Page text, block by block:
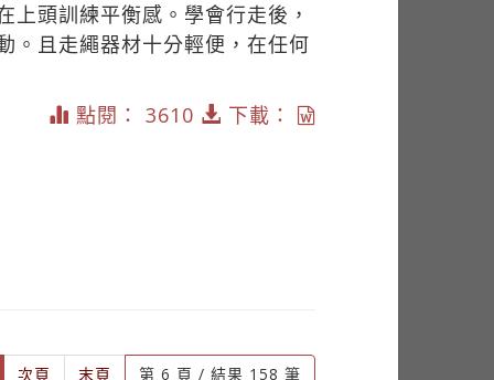
頭訓練平衡感。學會行走後，
。且走繩器材十分輕便，在任何
點閱： 3610 下載：
次頁 末頁 第 6 頁 / 結果 158 筆